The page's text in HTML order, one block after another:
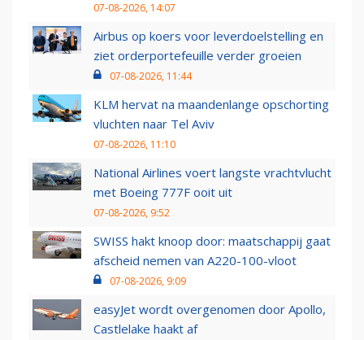
07-08-2026, 14:07
Airbus op koers voor leverdoelstelling en
ziet orderportefeuille verder groeien
07-08-2026, 11:44
KLM hervat na maandenlange opschorting
vluchten naar Tel Aviv
07-08-2026, 11:10
National Airlines voert langste vrachtvlucht
met Boeing 777F ooit uit
07-08-2026, 9:52
SWISS hakt knoop door: maatschappij gaat
afscheid nemen van A220-100-vloot
07-08-2026, 9:09
easyJet wordt overgenomen door Apollo,
Castlelake haakt af